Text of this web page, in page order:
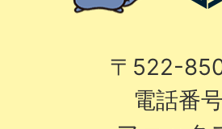
〒522-
電話番